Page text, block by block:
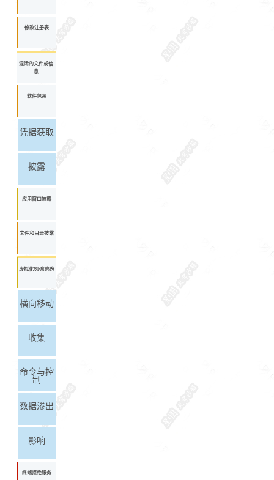
修改注册表
混淆的文件或信
息
软件包装
凭据获取
披露
应用窗口披露
文件和目录披露
虚拟化/沙盒逃逸
横向移动
收集
命令与控
制
数据渗出
影响
终端拒绝服务